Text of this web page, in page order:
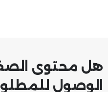
هل محتوى
الوصول